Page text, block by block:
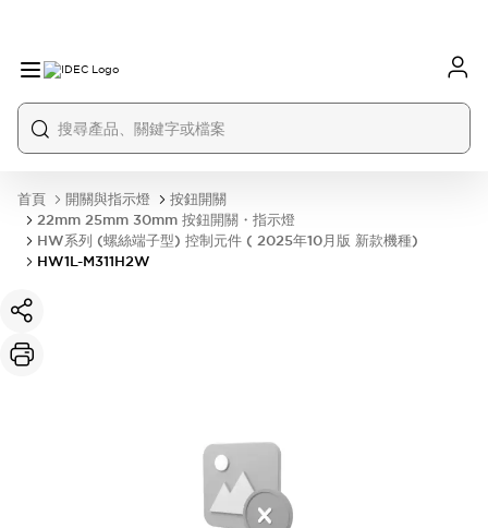
首頁 開關與指示燈
按鈕開關
22mm 25mm 30mm 按鈕開關・指示燈
HW系列 (螺絲端子型) 控制元件 ( 2025年10月版 新款機種)
HW1L-M311H2W